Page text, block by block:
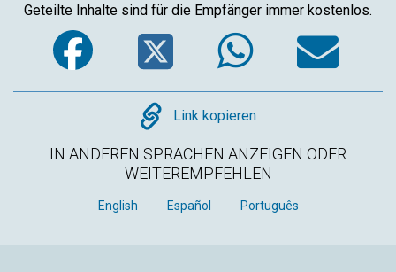
Geteilte Inhalte sind für die Empfänger immer kostenlos.
Facebook
Twitter
Copy
Link kopieren
IN ANDEREN SPRACHEN ANZEIGEN ODER
WEITEREMPFEHLEN
English Español Português